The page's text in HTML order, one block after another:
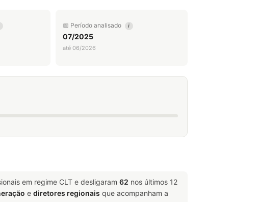
📅 Período analisado i
07/2025
até 06/2026
em regime CLT e desligaram 62 nos últimos 12
e diretores regionais que acompanham a